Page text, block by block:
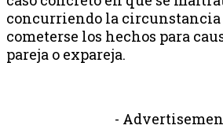
concurriendo la circunstancia
cometerse los hechos para
pareja o expareja.
-